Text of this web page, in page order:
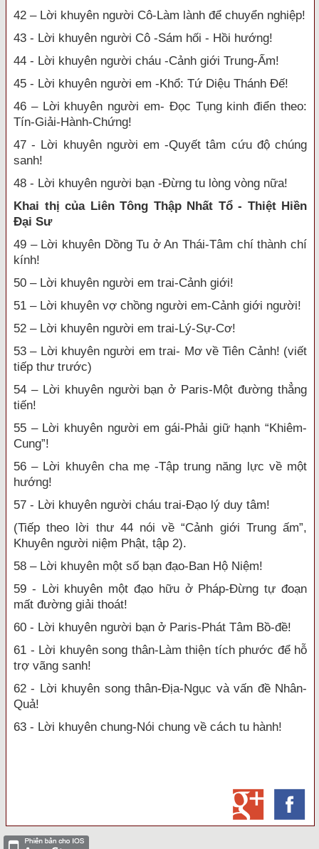
42 – Lời khuyên người Cô-Làm lành để chuyển nghiệp!
43 - Lời khuyên người Cô -Sám hối - Hồi hướng!
44 - Lời khuyên người cháu -Cảnh giới Trung-Ấm!
45 - Lời khuyên người em -Khổ: Tứ Diệu Thánh Đế!
46 – Lời khuyên người em- Đọc Tụng kinh điển theo:
Tín-Giải-Hành-Chứng!
47 - Lời khuyên người em -Quyết tâm cứu độ chúng
sanh!
48 - Lời khuyên người bạn -Đừng tu lòng vòng nữa!
Khai thị của Liên Tông Thập Nhất Tổ - Thiệt Hiền
Đại Sư
49 – Lời khuyên Dồng Tu ở An Thái-Tâm chí thành chí
kính!
50 – Lời khuyên người em trai-Cảnh giới!
51 – Lời khuyên vợ chồng người em-Cảnh giới người!
52 – Lời khuyên người em trai-Lý-Sự-Cơ!
53 – Lời khuyên người em trai- Mơ về Tiên Cảnh! (viết
tiếp thư trước)
54 – Lời khuyên người bạn ở Paris-Một đường thẳng
tiến!
55 – Lời khuyên người em gái-Phải giữ hạnh “Khiêm-
Cung”!
56 – Lời khuyên cha mẹ -Tập trung năng lực về một
hướng!
57 - Lời khuyên người cháu trai-Đạo lý duy tâm!
(Tiếp theo lời thư 44 nói về “Cảnh giới Trung ấm”,
Khuyên người niệm Phật, tập 2).
58 – Lời khuyên một số bạn đạo-Ban Hộ Niệm!
59 - Lời khuyên một đạo hữu ở Pháp-Đừng tự đoạn
mất đường giải thoát!
60 - Lời khuyên người bạn ở Paris-Phát Tâm Bồ-đề!
61 - Lời khuyên song thân-Làm thiện tích phước để hỗ
trợ vãng sanh!
62 - Lời khuyên song thân-Địa-Ngục và vấn đề Nhân-
Quả!
63 - Lời khuyên chung-Nói chung về cách tu hành!